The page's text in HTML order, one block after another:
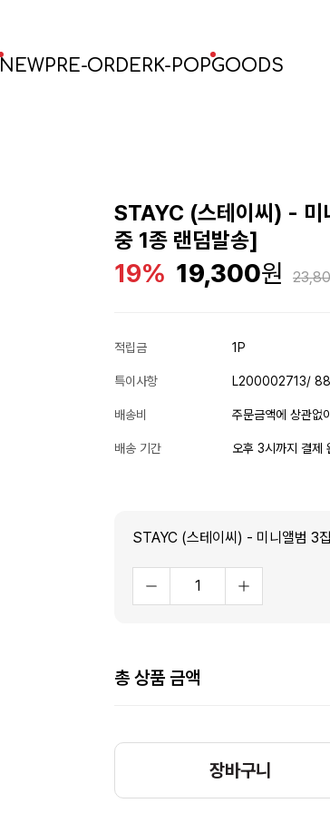
NEWPRE-ORDERK-POPGOODS
STAYC (스테이씨) - 미
중 1종 랜덤발송]
19% 19,300
적립금 1P
특이사항 L200002713/
배송비 주문금액에 상관
배송 기간 오후 3시까지 결제
총 상품 금액
장바구니